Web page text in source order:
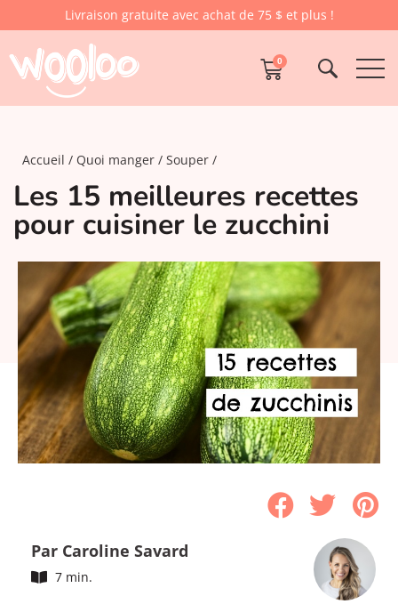
Livraison gratuite avec achat de 75 $ et plus !
0
Accueil Quoi manger Souper
Les 15 meilleures recettes
pour cuisiner le zucchini
Par Caroline Savard
7 min.